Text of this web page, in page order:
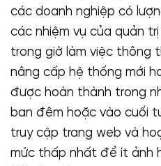
các doanh nghiệp có
các nhiệm vụ của quản
trong giờ làm việc thông
nâng cấp hệ thống mới
được hoàn thành trong
ban đêm hoặc vào cuối
truy cập trang web và
mức thấp nhất để ít ảnh